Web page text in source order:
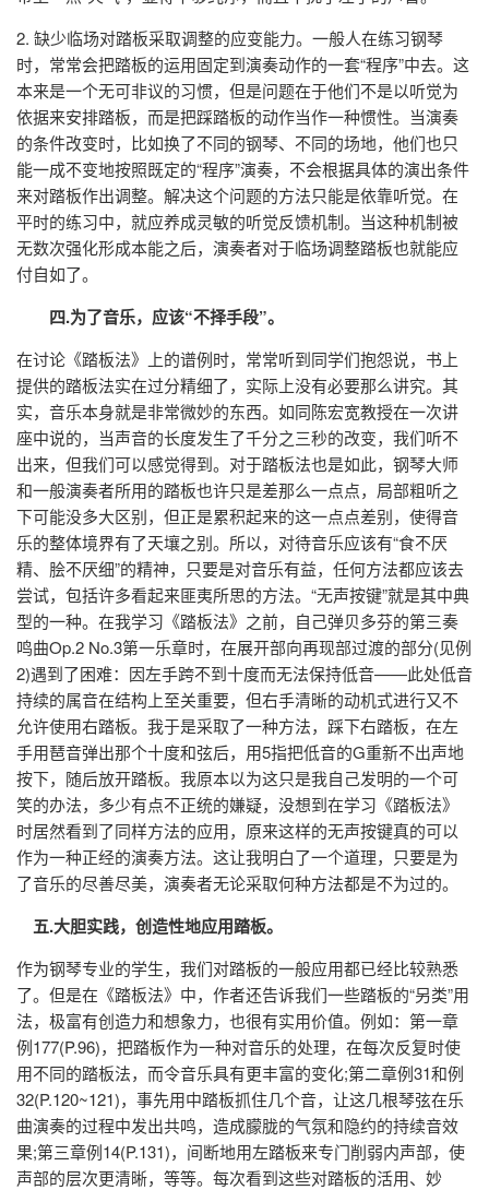
2. 缺少临场对踏板采取调整的应变能力。一般人在练习钢琴
时，常常会把踏板的运用固定到演奏动作的一套“程序”中去。这
本来是一个无可非议的习惯，但是问题在于他们不是以听觉为
依据来安排踏板，而是把踩踏板的动作当作一种惯性。当演奏
的条件改变时，比如换了不同的钢琴、不同的场地，他们也只
能一成不变地按照既定的“程序”演奏，不会根据具体的演出条件
来对踏板作出调整。解决这个问题的方法只能是依靠听觉。在
平时的练习中，就应养成灵敏的听觉反馈机制。当这种机制被
无数次强化形成本能之后，演奏者对于临场调整踏板也就能应
付自如了。
四.为了音乐，应该“不择手段”。
在讨论《踏板法》上的谱例时，常常听到同学们抱怨说，书上
提供的踏板法实在过分精细了，实际上没有必要那么讲究。其
实，音乐本身就是非常微妙的东西。如同陈宏宽教授在一次讲
座中说的，当声音的长度发生了千分之三秒的改变，我们听不
出来，但我们可以感觉得到。对于踏板法也是如此，钢琴大师
和一般演奏者所用的踏板也许只是差那么一点点，局部粗听之
下可能没多大区别，但正是累积起来的这一点点差别，使得音
乐的整体境界有了天壤之别。所以，对待音乐应该有“食不厌
精、脍不厌细”的精神，只要是对音乐有益，任何方法都应该去
尝试，包括许多看起来匪夷所思的方法。“无声按键”就是其中典
型的一种。在我学习《踏板法》之前，自己弹贝多芬的第三奏
鸣曲Op.2 No.3第一乐章时，在展开部向再现部过渡的部分(见例
2)遇到了困难：因左手跨不到十度而无法保持低音——此处低音
持续的属音在结构上至关重要，但右手清晰的动机式进行又不
允许使用右踏板。我于是采取了一种方法，踩下右踏板，在左
手用琶音弹出那个十度和弦后，用5指把低音的G重新不出声地
按下，随后放开踏板。我原本以为这只是我自己发明的一个可
笑的办法，多少有点不正统的嫌疑，没想到在学习《踏板法》
时居然看到了同样方法的应用，原来这样的无声按键真的可以
作为一种正经的演奏方法。这让我明白了一个道理，只要是为
了音乐的尽善尽美，演奏者无论采取何种方法都是不为过的。
五.大胆实践，创造性地应用踏板。
作为钢琴专业的学生，我们对踏板的一般应用都已经比较熟悉
了。但是在《踏板法》中，作者还告诉我们一些踏板的“另类”用
法，极富有创造力和想象力，也很有实用价值。例如：第一章
例177(P.96)，把踏板作为一种对音乐的处理，在每次反复时使
用不同的踏板法，而令音乐具有更丰富的变化;第二章例31和例
32(P.120~121)，事先用中踏板抓住几个音，让这几根琴弦在乐
曲演奏的过程中发出共鸣，造成朦胧的气氛和隐约的持续音效
果;第三章例14(P.131)，间断地用左踏板来专门削弱内声部，使
声部的层次更清晰，等等。每次看到这些对踏板的活用、妙